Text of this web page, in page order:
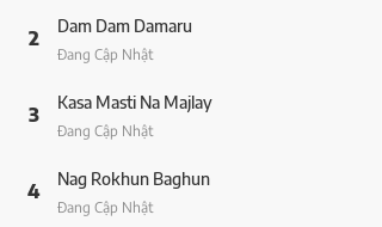
2
Dam Dam Damaru
Đang Cập Nhật
3
Kasa Masti Na Majlay
Đang Cập Nhật
4
Nag Rokhun Baghun
Đang Cập Nhật